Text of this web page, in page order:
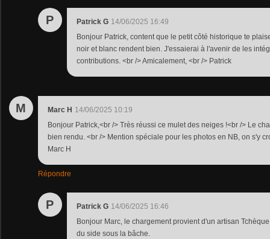
P Patrick G 14/06/2025 16:49
Bonjour Patrick, content que le petit côté historique te
noir et blanc rendent bien. J'essaierai à l'avenir de les
contributions. <br /> Amicalement, <br /> Patrick
M Marc H 14/06/2025 10:19
Bonjour Patrick,<br /> Très réussi ce mulet des neiges !<br /> Le
bien rendu. <br /> Mention spéciale pour les photos en NB, on s'y
Marc H
Répondre
P Patrick G 14/06/2025 16:46
Bonjour Marc, le chargement provient d'un artisan
du side sous la bâche.